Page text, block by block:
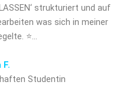
strukturiert und auf
was sich in meiner
⭐…
Studentin